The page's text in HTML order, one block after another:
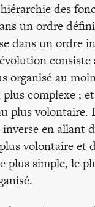
des
un ordre
dans un ordre
organisé au
complexe ;
plus volontaire.
en allant
volontaire et
plus simple, le